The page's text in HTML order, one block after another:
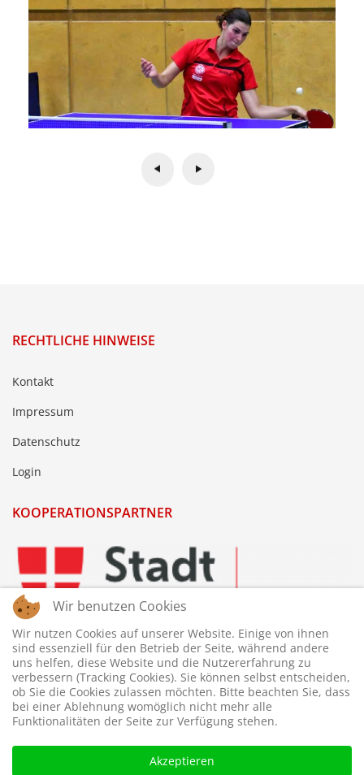
RECHTLICHE HINWEISE
Kontakt
Impressum
Datenschutz
Login
KOOPERATIONSPARTNER
Wir benutzen Cookies
Wir nutzen Cookies auf unserer Website. Einige von ihnen
sind essenziell für den Betrieb der Seite, während andere
uns helfen, diese Website und die Nutzererfahrung zu
verbessern (Tracking Cookies). Sie können selbst entscheiden,
ob Sie die Cookies zulassen möchten. Bitte beachten Sie, dass
bei einer Ablehnung womöglich nicht mehr alle
Funktionalitäten der Seite zur Verfügung stehen.
Akzeptieren